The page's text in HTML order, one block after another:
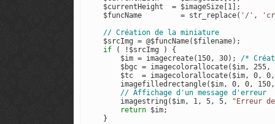
    $currentHeight  = $imageSize[1];
    $funcName         = str_replace(
'/' ,
    $srcImg = @$funcName($filename);
if ( !$srcImg ) {
        $im = imagecreate(150, 30);
/*
$bgc = imagecolorallocate($im, 255,
$tc  = imagecolorallocate($im, 0,
imagefilledrectangle($im, 0, 0,
        imagestring($im, 1, 5, 5,
"Erreur
return $im;
    }